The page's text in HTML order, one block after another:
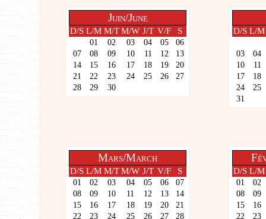
Juin/June
D/S L/M M/TM/W J/T V/F
S
01
02 03 04 05
06
07
08 09 10 11 12
13
14
15 16 17 18 19
20
21
22 23 24 25 26
27
28
29 30
D/S L/M
03
04
10
11
17
18
24
25
31
Mars/March
D/S L/M M/TM/W J/T V/F
S
01
02 03 04 05 06
07
08
09 10 11 12 13
14
15
16 17 18 19 20
21
22
23 24 25 26 27
28
D/S L/M
01
02
08
09
15
16
22
23